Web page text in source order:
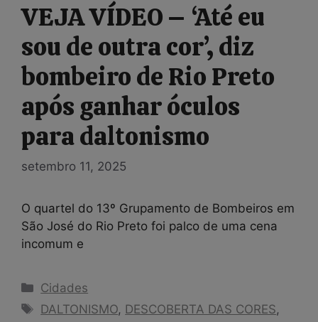
VEJA VÍDEO – ‘Até eu
sou de outra cor’, diz
bombeiro de Rio Preto
após ganhar óculos
para daltonismo
setembro 11, 2025
O quartel do 13º Grupamento de Bombeiros em
São José do Rio Preto foi palco de uma cena
incomum e
Categorias
Cidades
Tags
DALTONISMO, DESCOBERTA DAS CORES,